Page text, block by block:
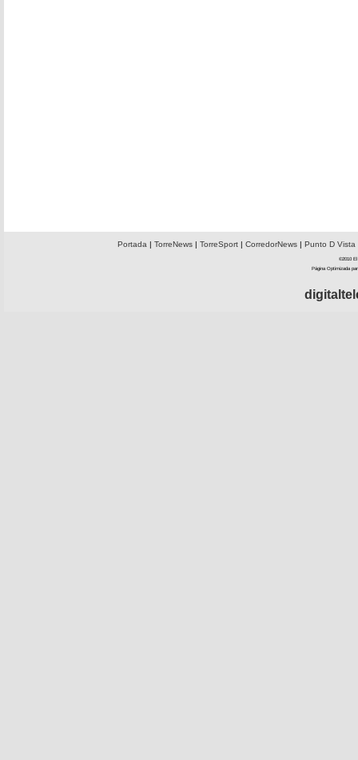
Portada | TorreNews| TorreSport| CorredorNews| Punto D Vista
©2010 El
Página Optimizada